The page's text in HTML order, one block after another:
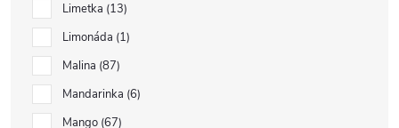
Limetka 13
Limonáda 1
Malina 87
Mandarinka 6
Mango 67